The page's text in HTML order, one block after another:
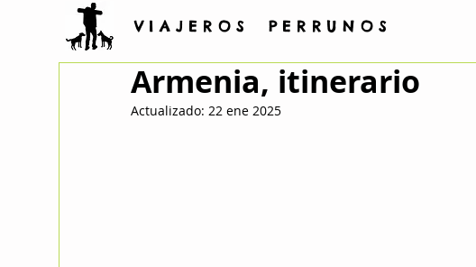
V I A J E R O S P E R R U N O S
Armenia, itinerario
Actualizado: 22 ene 2025